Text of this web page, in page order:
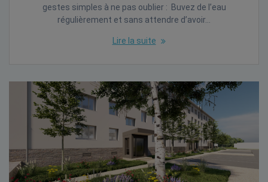
gestes simples à ne pas oublier : Buvez de l’eau
régulièrement et sans attendre d’avoir…
Lire la suite